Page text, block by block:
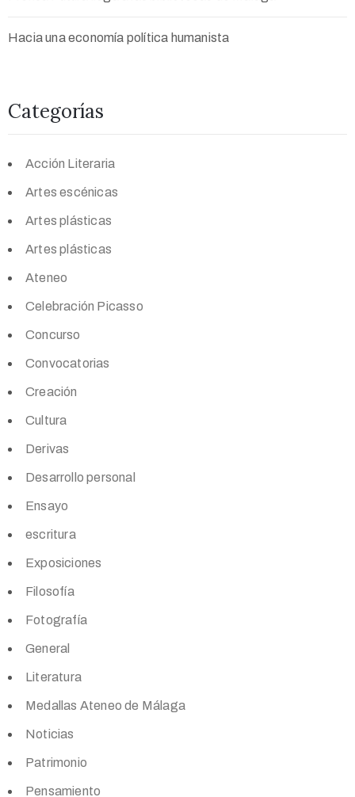
Hacia una economía política humanista
Categorías
Acción Literaria
Artes escénicas
Artes plásticas
Artes plásticas
Ateneo
Celebración Picasso
Concurso
Convocatorias
Creación
Cultura
Derivas
Desarrollo personal
Ensayo
escritura
Exposiciones
Filosofía
Fotografía
General
Literatura
Medallas Ateneo de Málaga
Noticias
Patrimonio
Pensamiento